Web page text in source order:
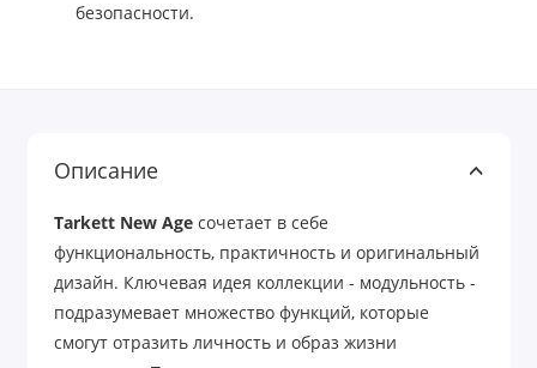
безопасности.
Описание
Tarkett New Age сочетает в себе
функциональность, практичность и оригинальный
дизайн. Ключевая идея коллекции - модульность -
подразумевает множество функций, которые
смогут отразить личность и образ жизни